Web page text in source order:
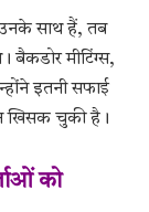
उनके साथ हैं, तब
बैकडोर मीटिंग्स,
इतनी सफाई
खिसक चुकी है।
को